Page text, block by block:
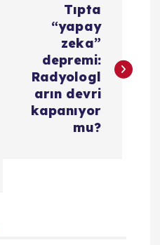
Tıpta
“yapay
zeka”
depremi:
Radyologl
arın devri
kapanıyor
mu?